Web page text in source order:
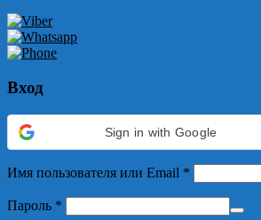
Вход
Sign in with Google
Имя пользователя или Email *
Пароль *